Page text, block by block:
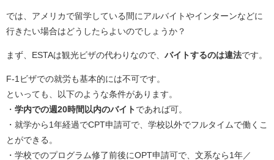
では、アメリカで留学している間にアルバイトやインターンなどに
行きたい場合はどうしたらよいのでしょうか？
まず、ESTAは観光ビザの代わりなので、 バイトするのは違法です。
F-1ビザでの就労も基本的には不可です。
といっても、以下のような条件があります。
・ 学内での週20時間以内のバイト であれば可。
・就学から1年経過でCPT申請可で、学校以外でフルタイムで働くこ
とができる。
・学校でのプログラム修了前後にOPT申請可で、文系なら1年／